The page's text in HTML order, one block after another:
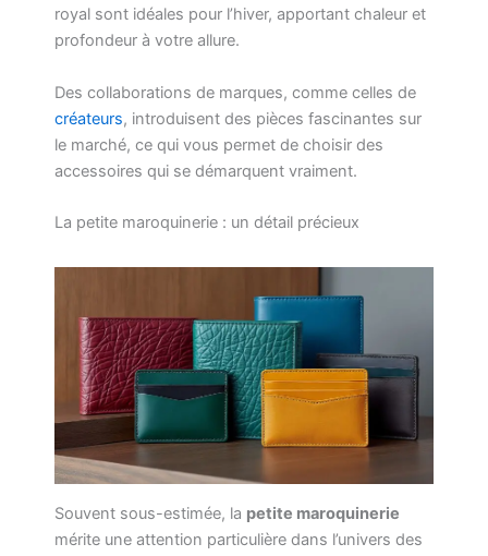
royal sont idéales pour l’hiver, apportant chaleur et
profondeur à votre allure.
Des collaborations de marques, comme celles de
créateurs, introduisent des pièces fascinantes sur
le marché, ce qui vous permet de choisir des
accessoires qui se démarquent vraiment.
La petite maroquinerie : un détail précieux
Souvent sous-estimée, la petite maroquinerie
mérite une attention particulière dans l’univers des